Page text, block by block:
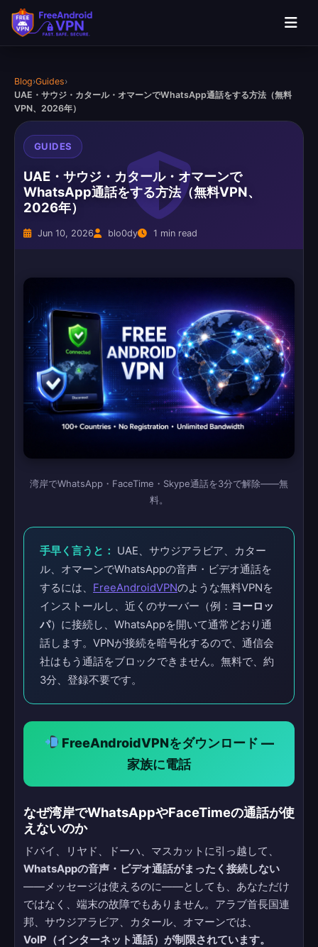
Blog›Guides›
UAE・サウジ・カタール・オマーンでWhatsApp通話をする方法（無料
VPN、2026年）
GUIDES
UAE・サウジ・カタール・オマーンで
WhatsApp通話をする方法（無料VPN、
2026年）
Jun 10, 2026 blo0dy 1 min read
湾岸でWhatsApp・FaceTime・Skype通話を3分で解除——無
料。
手早く言うと：
UAE、サウジアラビア、カター
ル、オマーンでWhatsAppの音声・ビデオ通話を
するには、 FreeAndroidVPNのような無料VPNを
インストールし、近くのサーバー（例： ヨーロッ
パ）に接続し、WhatsAppを開いて通常どおり通
話します。VPNが接続を暗号化するので、通信会
社はもう通話をブロックできません。無料で、約
3分、登録不要です。
FreeAndroidVPNをダウンロード —
家族に電話
なぜ湾岸でWhatsAppやFaceTimeの通話が使
えないのか
ドバイ、リヤド、ドーハ、マスカットに引っ越して、
WhatsAppの音声・ビデオ通話がまったく接続しない
——メッセージは使えるのに——としても、あなただけ
ではなく、端末の故障でもありません。アラブ首長国連
邦、サウジアラビア、カタール、オマーンでは、
VoIP（インターネット通話）が制限されています。